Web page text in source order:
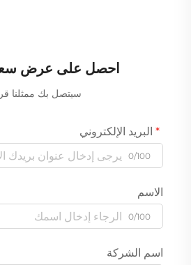
احصل على عرض
سيتصل بك ممثلنا
البريد الإلكتروني
0/100
الاسم
0/100
اسم الشركة